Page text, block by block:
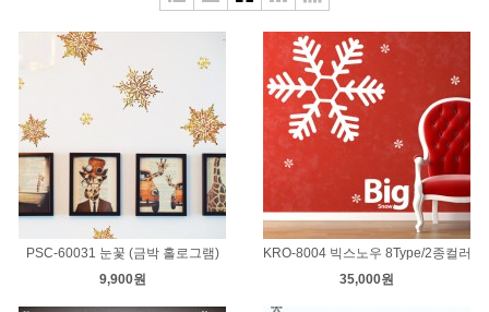
PSC-60031 눈꽃 (금박 홀로그램)
9,900원
KRO-8004 빅스노우 8Type/2종컬러
35,000원